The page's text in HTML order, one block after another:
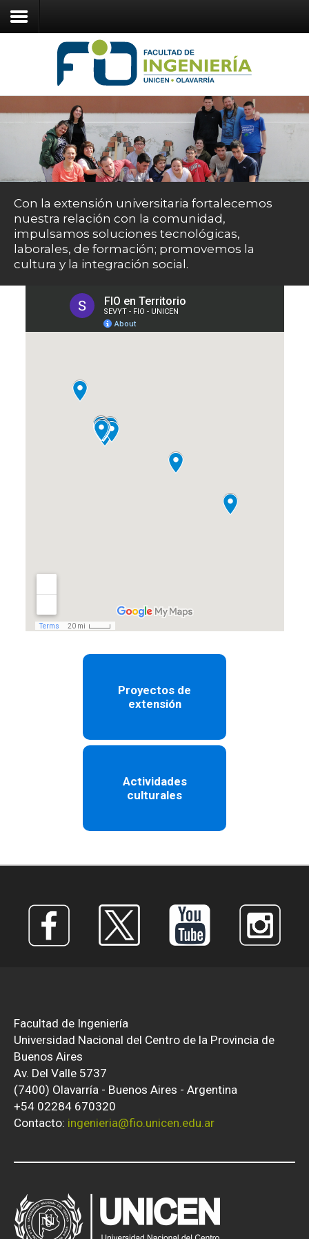
Ingresantes
Estudiantes
Carreras
+54 02284 670320
ingenieria@fio.unicen.edu.ar
FIO Virtual
Guaraní
Guía de trámites
Con la extensión universitaria fortalecemos
nuestra relación con la comunidad,
impulsamos soluciones tecnológicas,
laborales, de formación; promovemos la
cultura y la integración social.
Proyectos de
extensión
Actividades
culturales
Facultad de Ingeniería
Universidad Nacional del Centro de la Provincia de
Buenos Aires
Av. Del Valle 5737
(7400) Olavarría - Buenos Aires - Argentina
+54 02284 670320
Contacto: ingenieria@fio.unicen.edu.ar